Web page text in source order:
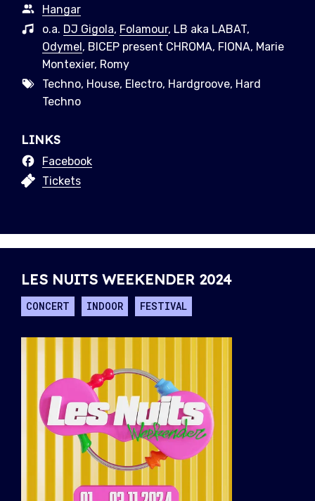
Hangar
o.a. DJ Gigola, Folamour, LB aka LABAT,
Odymel, BICEP present CHROMA, FIONA, Marie
Montexier, Romy
Techno, House, Electro, Hardgroove, Hard
Techno
LINKS
Facebook
Tickets
LES NUITS WEEKENDER 2024
CONCERT INDOOR FESTIVAL